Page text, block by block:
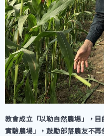
教會成立「以勒自然農場」，
實驗農場」，鼓勵部落農友不